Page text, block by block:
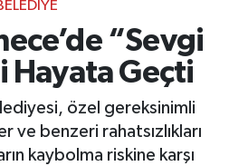
“Sevgi
Hayata Geçti
özel gereksinimli
ve benzeri rahatsızlıkları
kaybolma riskine karşı